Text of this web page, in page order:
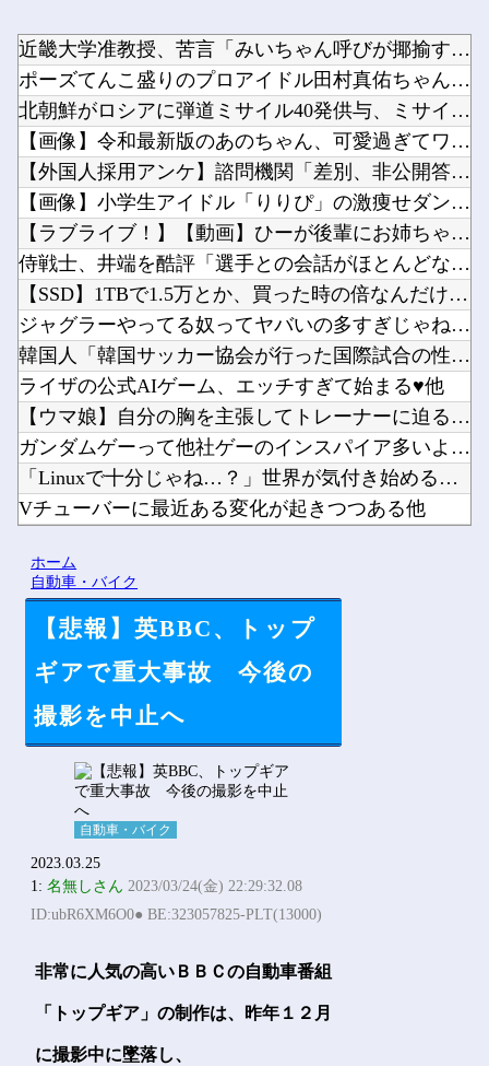
近畿大学准教授、苦言「みいちゃん呼びが揶揄する言葉として使わ...
ポーズてんこ盛りのプロアイドル田村真佑ちゃん！！！【乃木坂4...
北朝鮮がロシアに弾道ミサイル40発供与、ミサイル部隊90人派...
【画像】令和最新版のあのちゃん、可愛過ぎてワイらにブッ刺さり...
【外国人採用アンケ】諮問機関「差別、非公開答申」三重県「差別...
【画像】小学生アイドル「りりぴ」の激痩せダンス動画にファンが...
【ラブライブ！】【動画】ひーが後輩にお姉ちゃん呼びさせてる…...
侍戦士、井端を酷評「選手との会話がほとんどなく意思疎通が難し...
【SSD】1TBで1.5万とか、買った時の倍なんだけど今だと...
ジャグラーやってる奴ってヤバいの多すぎじゃね？？？他
韓国人「韓国サッカー協会が行った国際試合の性的接待の全容がこ...
ライザの公式AIゲーム、エッチすぎて始まる♥他
【ウマ娘】自分の胸を主張してトレーナーに迫るルラち他
ガンダムゲーって他社ゲーのインスパイア多いよね他
「Linuxで十分じゃね…？」世界が気付き始める Linux...
Vチューバーに最近ある変化が起きつつある他
Powered by livedoor 相互RSS
ホーム
自動車・バイク
【悲報】英BBC、トップ
ギアで重大事故 今後の
撮影を中止へ
自動車・バイク
2023.03.25
1:名無しさん 2023/03/24(金) 22:29:32.08
ID:ubR6XM6O0● BE:323057825-PLT(13000)
非常に人気の高いＢＢＣの自動車番組
「トップギア」の制作は、昨年１２月
に撮影中に墜落し、